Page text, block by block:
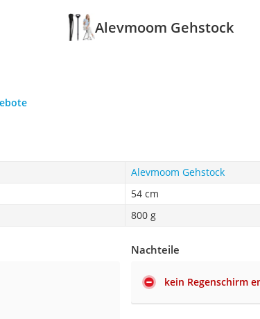
Alevmoom Gehstock
Alevmoom Gehstock
54 cm
800 g
Nachteile
kein Regenschirm